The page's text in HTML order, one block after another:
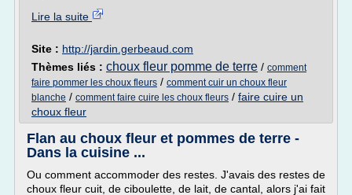
Lire la suite
Site : http://jardin.gerbeaud.com
Thèmes liés : choux fleur pomme de terre / comment
faire pommer les choux fleurs / comment cuir un choux fleur
blanche / comment faire cuire les choux fleurs / faire cuire un
choux fleur
Flan au choux fleur et pommes de terre -
Dans la cuisine ...
Ou comment accommoder des restes. J'avais des restes de
choux fleur cuit, de ciboulette, de lait, de cantal, alors j'ai fait